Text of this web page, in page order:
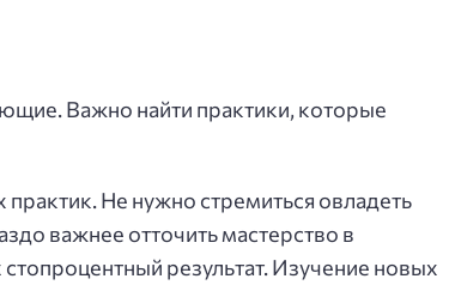
Важно найти практики, которые
Не нужно стремиться овладеть
важнее отточить мастерство в
результат. Изучение новых